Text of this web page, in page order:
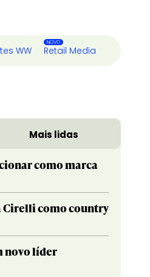
WW Retail Media
Mais lidas
como marca
Cirelli como country
novo líder